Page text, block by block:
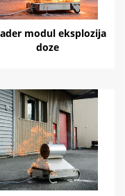
modul eksplozija
doze